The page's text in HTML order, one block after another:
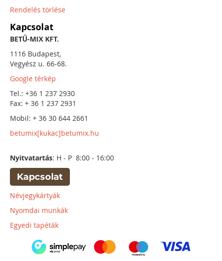
Rendelés törlése
Kapcsolat
BETŰ-MIX KFT.
1116 Budapest,
Vegyész u. 66-68.
Google térkép
Tel.: +36 1 237 2930
Fax: + 36 1 237 2931
Mobil: + 36 30 644 2661
betumix[kukac]betumix.hu
Nyitvatartás: H - P 8:00 - 16:00
Kapcsolat
Névjegykártyák
Nyomdai munkák
Egyedi tapéták